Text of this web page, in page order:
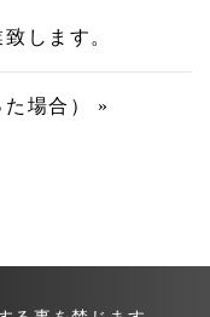
します。
場合） »